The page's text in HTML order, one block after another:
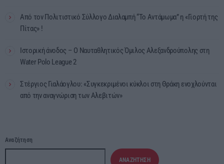
Από τον Πολιτιστικό Σύλλογο Διαλαμπή “Το Αντάμωμα” η «Γιορτή της
Πίτας» !
Ιστορική άνοδος – Ο Ναυταθλητικός Όμιλος Αλεξανδρούπολης στη
Water Polo League 2
Στέργιος Γιαλάογλου: «Συγκεκριμένοι κύκλοι στη Θράκη ενοχλούνται
από την αναγνώριση των Αλεβιτών»
Αναζήτηση
ΑΝΑΖΉΤΗΣΗ